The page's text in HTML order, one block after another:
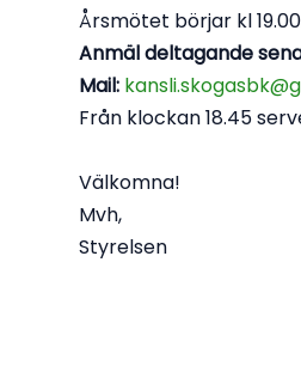
Årsmötet börjar kl
Anmäl deltagande
Mail:
Från klockan 18.45
Välkomna!
Mvh,
Styrelsen